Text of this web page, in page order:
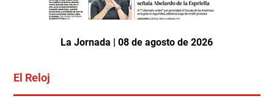
La Jornada | 08 de agosto de 2026
El Reloj